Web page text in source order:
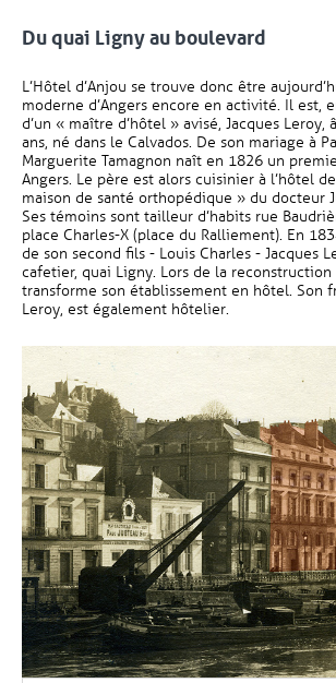
Du quai Ligny au boulevard
L’Hôtel d’Anjou se trouve donc être
moderne d’Angers encore en activité. Il est,
d’un « maître d’hôtel » avisé, Jacques Leroy,
ans, né dans le Calvados. De son mariage à
Marguerite Tamagnon naît en 1826 un
Angers. Le père est alors cuisinier à l’hôtel
maison de santé orthopédique » du docteur
Ses témoins sont tailleur d’habits rue
place Charles-X (place du Ralliement). En
de son second fils - Louis Charles - Jacques
cafetier, quai Ligny. Lors de la
transforme son établissement en hôtel. Son
Leroy, est également hôtelier.